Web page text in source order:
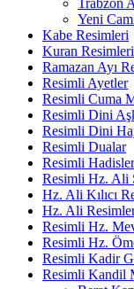
Yeni
Kabe Resimleri
Kuran Resimleri
Ramazan Ayı
Resimli Ayetler
Resimli Cuma
Resimli Dini
Resimli Dini
Resimli Dualar
Resimli Hadisler
Resimli Hz. Ali
Hz. Ali Kılıcı
Hz. Ali
Resimli Hz.
Resimli Hz.
Resimli Kadir
Resimli Kandil